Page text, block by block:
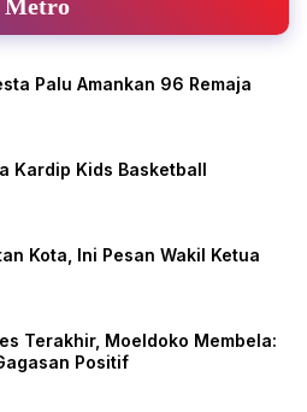
Metro
Palu Amankan 96 Remaja
Kardip Kids Basketball
Kota, Ini Pesan Wakil Ketua
Terakhir, Moeldoko Membela:
Positif